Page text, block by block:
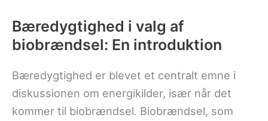
Bæredygtighed i valg af
biobrændsel: En introduktion
Bæredygtighed er blevet et centralt emne i
diskussionen om energikilder, især når det
kommer til biobrændsel. Biobrændsel, som